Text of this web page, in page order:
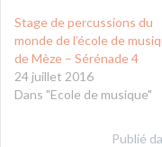
Stage de percussions du
monde de l’école de
de Mèze – Sérénade 4
24 juillet 2016
Dans "Ecole de musique"
Publié